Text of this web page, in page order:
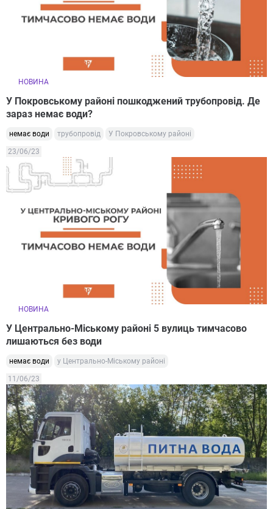
НОВИНА
У Покровському районі пошкоджений трубопровід. Де
зараз немає води?
немає води трубопровід У Покровському районі
23/06/23
НОВИНА
У Центрально-Міському районі 5 вулиць тимчасово
лишаються без води
немає води у Центрально-Міському районі
11/06/23